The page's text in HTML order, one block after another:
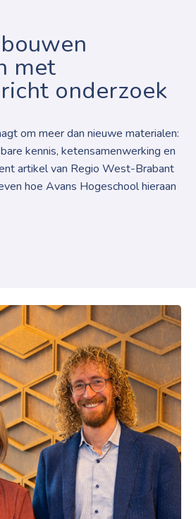
met
onderzoek
om meer dan nieuwe materialen:
kennis, ketensamenwerking en
artikel van Regio West-Brabant
hoe Avans Hogeschool hieraan